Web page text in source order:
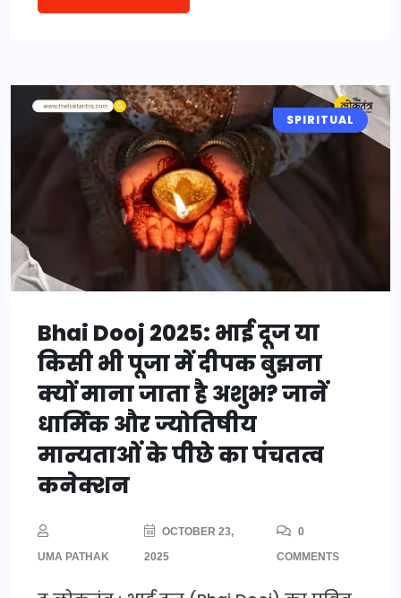
SPIRITUAL
Bhai Dooj 2025: भाई दूज या
किसी भी पूजा में दीपक बुझना
क्यों माना जाता है अशुभ? जानें
धार्मिक और ज्योतिषीय
मान्यताओं के पीछे का पंचतत्व
कनेक्शन
UMA PATHAK
OCTOBER 23,
2025
0
COMMENTS